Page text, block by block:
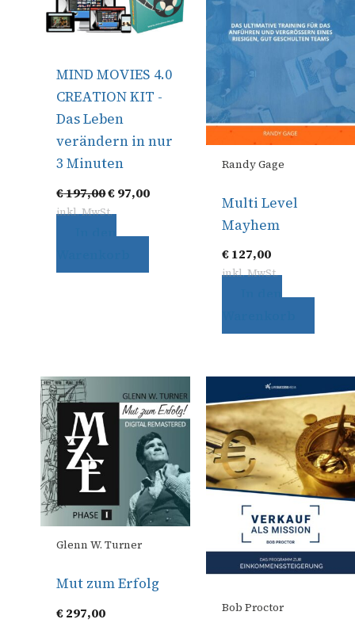
MIND MOVIES 4.0
CREATION KIT -
Das Leben
verändern in nur
3 Minuten
€197,00€97,00
inkl. MwSt.
In den
Randy Gage
Multi Level
Mayhem
€127,00
inkl. MwSt.
Glenn W. Turner
Mut zum Erfolg
€297,00 Bob Proctor